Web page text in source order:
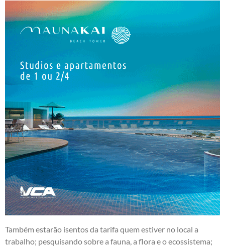
Também estarão isentos da tarifa quem estiver no local a
trabalho; pesquisando sobre a fauna, a flora e o ecossistema;